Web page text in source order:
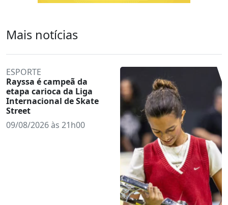
Mais notícias
ESPORTE
Rayssa é campeã da
etapa carioca da Liga
Internacional de Skate
Street
09/08/2026 às 21h00